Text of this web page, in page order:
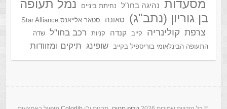
מסעדות נהיגה בחו"ל נחיתת ביניים
נמל תעופה
בן גוריון (נתב"ג)
סאונה סטאר אלייאנס Star Alliance
צרפת קולינריה קייב קנדה קניות רכב בחו"ל
שדה
התעופה הבינלאומי בוריספיל בקייב
שופינג תיקים ומזוודות